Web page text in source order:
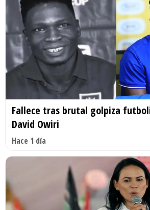
Fallece tras brutal golpiza
David Owiri
Hace 1 día